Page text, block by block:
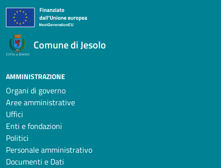
Comune di Jesolo
AMMINISTRAZIONE
Organi di governo
Aree amministrative
Uffici
Enti e fondazioni
Politici
Personale amministrativo
Documenti e Dati